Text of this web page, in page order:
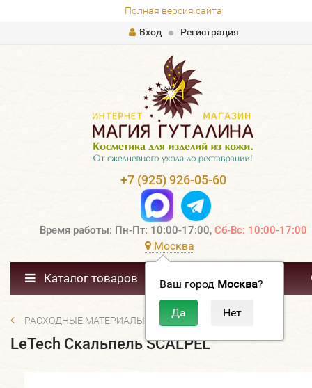
Полная версия сайта
Вход
Регистрация
+7 (925) 926-05-60
Время работы: Пн-Пт: 10:00-17:00, Сб-Вс: 10:00-17:00
Москва
Ваш город Москва?
Каталог товаров
РАСХОДНЫЕ МАТЕРИАЛЫ
LeTech Скальпель SCALPEL